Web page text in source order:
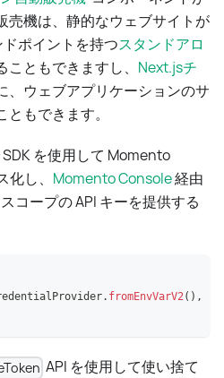
売機は、静的なウェブサイトが
ポイントを持つスタンドアロ
こともできますし、 Next.jsチ
、ウェブアプリケーションのサ
もできます。
を使用して Momento
し、 Momento Console経由
コープの API キーを提供する
. fromEnvVarV2( ) ,
API を使用して使い捨て